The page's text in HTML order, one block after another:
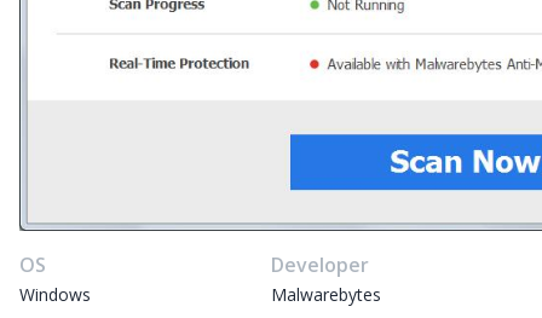
OS
Windows
Developer
Malwarebytes